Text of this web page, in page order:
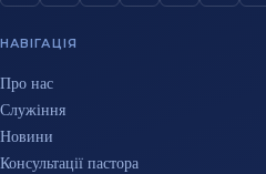
НАВІГАЦІЯ
Про нас
Служіння
Новини
Консультації пастора